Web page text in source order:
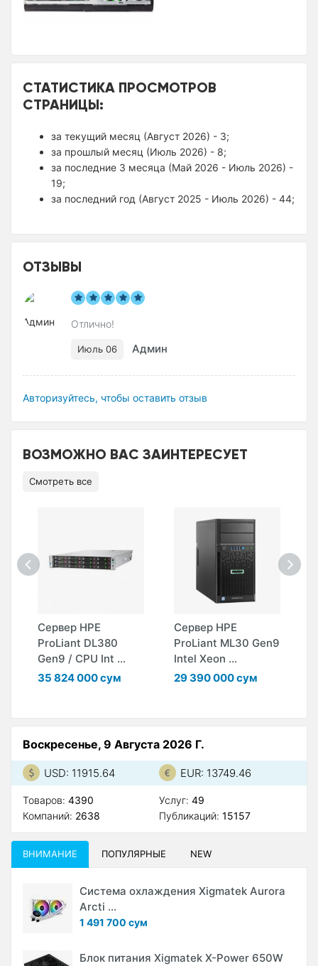
СТАТИСТИКА ПРОСМОТРОВ
СТРАНИЦЫ:
за текущий месяц (Август 2026) - 3;
за прошлый месяц (Июль 2026) - 8;
за последние 3 месяца (Май 2026 - Июль 2026) -
19;
за последний год (Август 2025 - Июль 2026) - 44;
ОТЗЫВЫ
Отлично!
Июль 06 Админ
Авторизуйтесь, чтобы оставить отзыв
ВОЗМОЖНО ВАС ЗАИНТЕРЕСУЕТ
Смотреть все
Сервер HPE
ProLiant DL380
Gen9 / CPU Int ...
35 824 000 сум
Сервер HPE
ProLiant ML30 Gen9
Intel Xeon ...
29 390 000 сум
Воскресенье, 9 Августа 2026 Г.
USD: 11915.64 EUR: 13749.46
Товаров: 4390
Компаний: 2638
Услуг: 49
Публикаций: 15157
ВНИМАНИЕ ПОПУЛЯРНЫЕ NEW
Система охлаждения Xigmatek Aurora
Arcti ...
1 491 700 сум
Блок питания Xigmatek X-Power 650W